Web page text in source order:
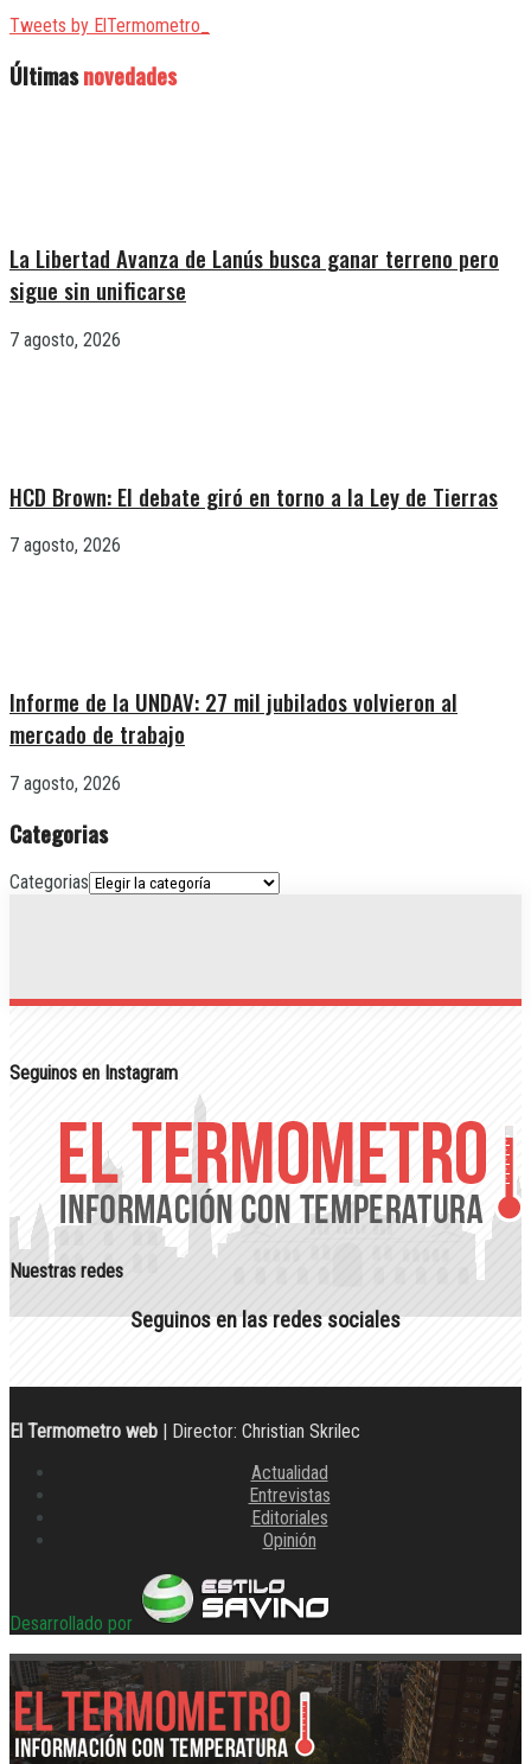
Tweets by ElTermometro_
Últimasnovedades
La Libertad Avanza de Lanús busca ganar terreno pero
sigue sin unificarse
7 agosto, 2026
HCD Brown: El debate giró en torno a la Ley de Tierras
7 agosto, 2026
Informe de la UNDAV: 27 mil jubilados volvieron al
mercado de trabajo
7 agosto, 2026
Categorias
Categorias
Seguinos en Instagram
Nuestras redes
Seguinos en las redes sociales
El Termometro web | Director: Christian Skrilec
Actualidad
Entrevistas
Editoriales
Opinión
Desarrollado por